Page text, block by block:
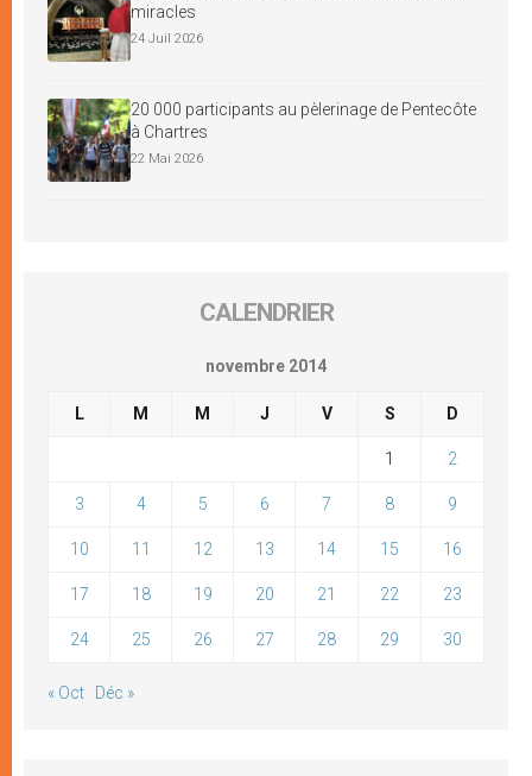
miracles
24 Juil 2026
20 000 participants au pèlerinage de Pentecôte
à Chartres
22 Mai 2026
CALENDRIER
novembre 2014
L M M J V S D
1 2
3 4 5 6 7 8 9
10 11 12 13 14 15 16
17 18 19 20 21 22 23
24 25 26 27 28 29 30
« Oct Déc »